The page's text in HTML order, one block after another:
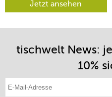
lenken lässt.Jetzt ansehen
tischwelt News:
10%
E-Mail-Adresse eintragen